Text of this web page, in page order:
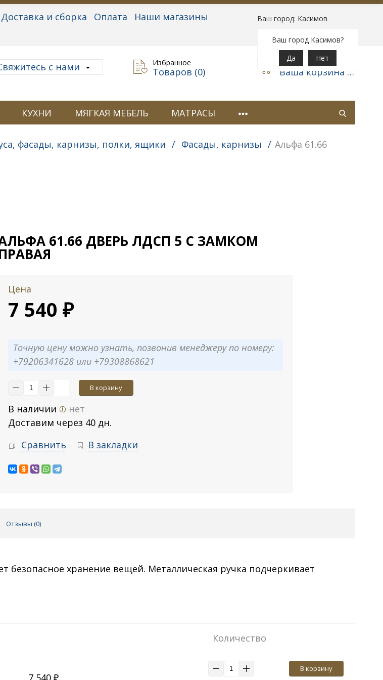
Ваш город: Касимов
Ваш город Касимов?
Да
Нет
Вход |Регистрация
Доставка и сборка Оплата
Наши магазины
с нами Избранное
Товаров (0)
Корзина
Ваша корзина пуста
КУХНИ МЯГКАЯ МЕБЕЛЬ МАТРАСЫ
фасады, карнизы, полки, ящики / Фасады, карнизы / Альфа 61.66
61.66 ДВЕРЬ ЛДСП 5 С ЗАМКОМ
Цена
7 540 ₽
Точную цену можно узнать, позвонив менеджеру по номеру:
+79206341628 или +79308868621
В корзину
В наличии
нет
Доставим через 40 дн.
Сравнить
В закладки
Отзывы (0)
безопасное хранение вещей. Металлическая ручка подчеркивает
Количество
7 540 ₽
В корзину